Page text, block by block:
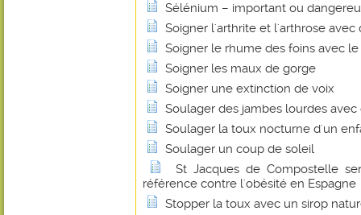
Sélénium – important ou
Soigner l'arthrite et l'arthrose avec
Soigner le rhume des foins avec le
Soigner les maux de gorge
Soigner une extinction de voix
Soulager des jambes lourdes
Soulager la toux nocturne d'un
Soulager un coup de soleil
St Jacques de Compostelle
référence contre l'obésité en Espagne
Stopper la toux avec un sirop